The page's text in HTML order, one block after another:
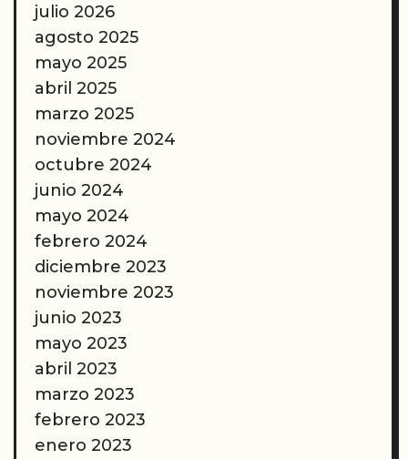
julio 2026
agosto 2025
mayo 2025
abril 2025
marzo 2025
noviembre 2024
octubre 2024
junio 2024
mayo 2024
febrero 2024
diciembre 2023
noviembre 2023
junio 2023
mayo 2023
abril 2023
marzo 2023
febrero 2023
enero 2023